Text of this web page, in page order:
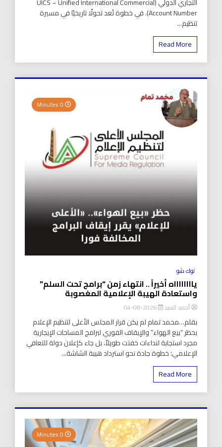
Account Number). في خطوة تُعد تحولًا تاريخيًا في مسيرة
تنظيم...
Read More
توك شو
يااااااااه أخيراً .. انتهاء زمن “برامج تحت السلم”
واستعادة الهيبة الإعلامية المغصوبة
أحمد السيد 2026-08-04
بقلم…محمد تمام لم يكن قرار المجلس الأعلى لتنظيم الإعلام
بحظر “بيع الهواء” والإيقاف الفوري لبرامج المساحات الإيجارية
مجرد استجابة لنداءات خفتت طويلاً، بل جاء كإعلان دولة للتعافي
الإعلامي؛ خطوة جادة نحو استرداد هيبة الشاشة...
Read More